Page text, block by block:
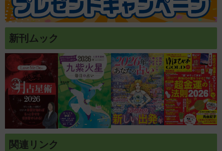
新刊ムック
関連リンク